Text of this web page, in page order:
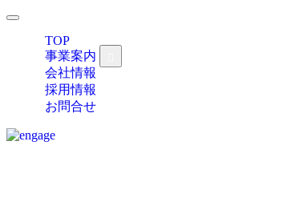
TOP
事業案内
会社情報
採用情報
お問合せ